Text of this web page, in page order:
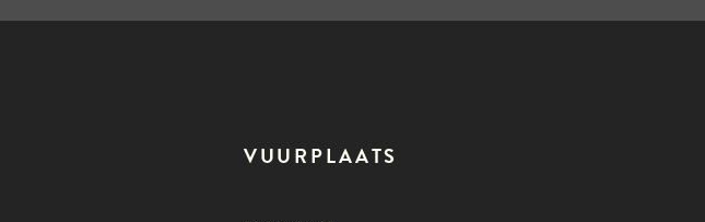
VUURPLAATS